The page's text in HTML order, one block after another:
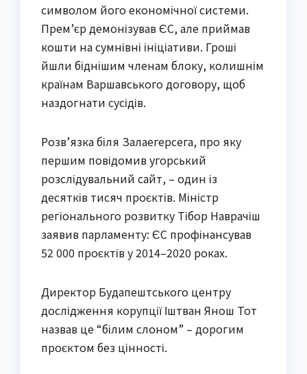
символом його економічної системи.
Прем’єр демонізував ЄС, але приймав
кошти на сумнівні ініціативи. Гроші
йшли біднішим членам блоку, колишнім
країнам Варшавського договору, щоб
наздогнати сусідів.
Розв’язка біля Залаегерсега, про яку
першим повідомив угорський
розслідувальний сайт, – один із
десятків тисяч проєктів. Міністр
регіонального розвитку Тібор Наврачіш
заявив парламенту: ЄС профінансував
52 000 проєктів у 2014–2020 роках.
Директор Будапештського центру
дослідження корупції Іштван Янош Тот
назвав це “білим слоном” – дорогим
проєктом без цінності.